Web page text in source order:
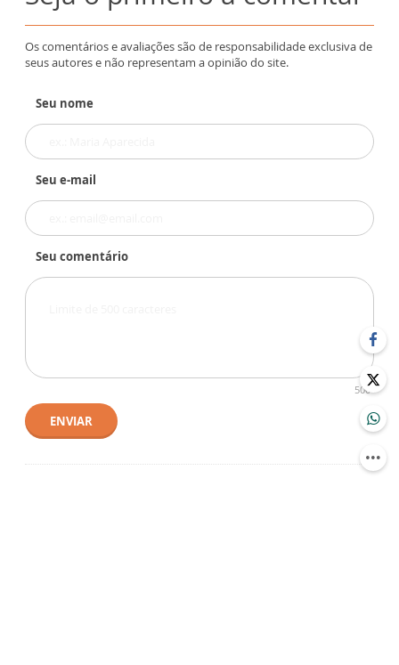
Os comentários e avaliações são de responsabilidade exclusiva de
seus autores e não representam a opinião do site.
Seu nome
Seu e-mail
Seu comentário
500
ENVIAR